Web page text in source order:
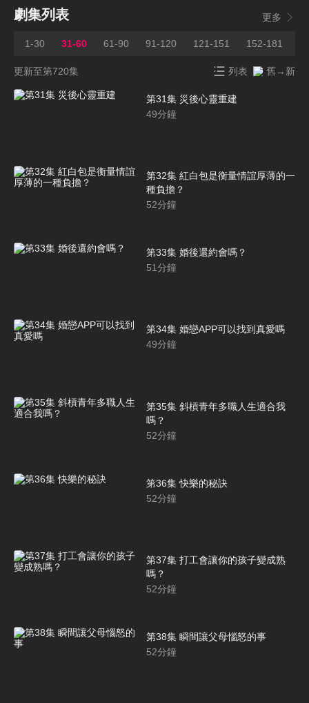
劇集列表 更多
1-30 31-60 61-90 91-120 121-151 152-181
更新至第720集 列表 舊→新
第31集 災後心靈重建
49分鐘
第32集 紅白包是衡量情誼厚薄的一
種負擔？
52分鐘
第33集 婚後還約會嗎？
51分鐘
第34集 婚戀APP可以找到真愛嗎
49分鐘
第35集 斜槓青年多職人生適合我
嗎？
52分鐘
第36集 快樂的秘訣
52分鐘
第37集 打工會讓你的孩子變成熟
嗎？
52分鐘
第38集 瞬間讓父母惱怒的事
52分鐘